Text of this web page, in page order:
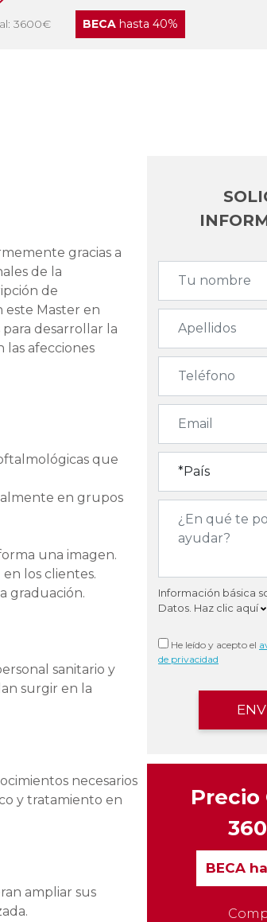
3600€ BECA hasta 40%
gracias a
de la
de
este Master en
desarrollar la
afecciones
que
en grupos
una imagen.
los clientes.
graduación.
sanitario y
surgir en la
necesarios
y tratamiento en
ampliar sus
Información básica
Datos. Haz clic aquí
He leído y acepto el
de privacidad
Precio
BECA